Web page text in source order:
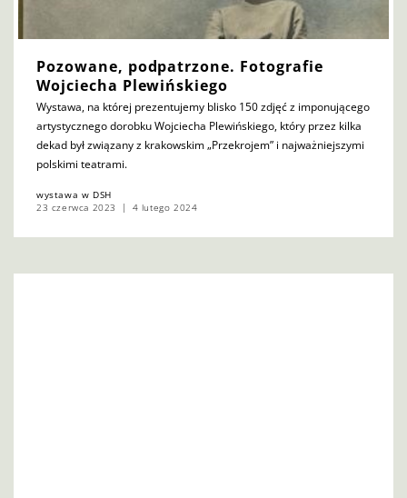
Pozowane, podpatrzone. Fotografie
Wojciecha Plewińskiego
Wystawa, na której prezentujemy blisko 150 zdjęć z imponującego
artystycznego dorobku Wojciecha Plewińskiego, który przez kilka
dekad był związany z krakowskim „Przekrojem” i najważniejszymi
polskimi teatrami.
wystawa w DSH
23 czerwca 2023
4 lutego 2024